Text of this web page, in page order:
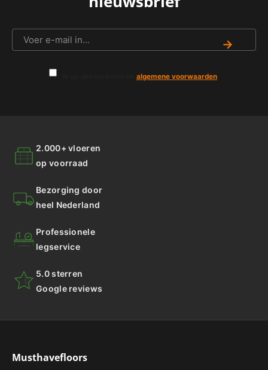
→
algemene voorwaarden
2.000+ vloeren
op voorraad
Bezorging door
heel Nederland
Professionele
legservice
5.0 sterren
Google reviews
Musthavefloors